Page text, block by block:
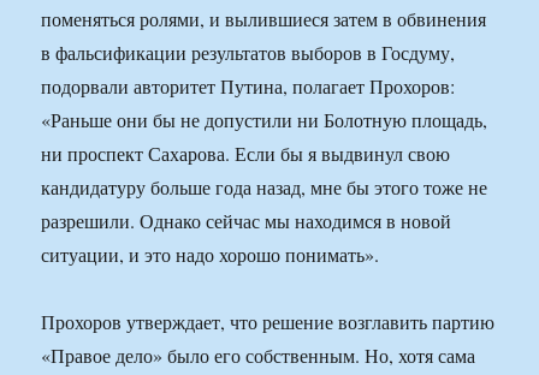
поменяться ролями, и вылившиеся затем в обвинения
в фальсификации результатов выборов в Госдуму,
подорвали авторитет Путина, полагает Прохоров:
«Раньше они бы не допустили ни Болотную площадь,
ни проспект Сахарова. Если бы я выдвинул свою
кандидатуру больше года назад, мне бы этого тоже не
разрешили. Однако сейчас мы находимся в новой
ситуации, и это надо хорошо понимать».
Прохоров утверждает, что решение возглавить партию
«Правое дело» было его собственным. Но, хотя сама